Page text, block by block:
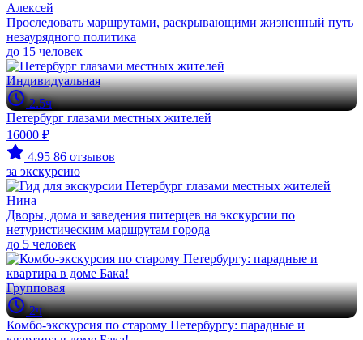
Алексей
Проследовать маршрутами, раскрывающими жизненный путь
незаурядного политика
до 15 человек
Индивидуальная
2.5ч
Петербург глазами местных жителей
16000 ₽
4.95 86 отзывов
за экскурсию
Нина
Дворы, дома и заведения питерцев на экскурсии по
нетуристическим маршрутам города
до 5 человек
Групповая
2ч
Комбо-экскурсия по старому Петербургу: парадные и